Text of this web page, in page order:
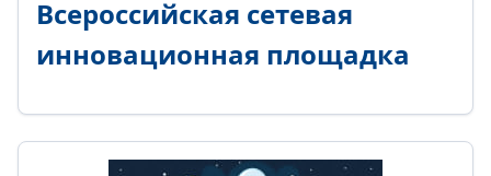
Всероссийская сетевая
инновационная площадка